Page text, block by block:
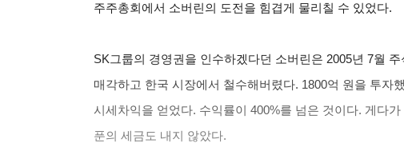
주주총회에서 소버린의 도전을 힘겹게 물리칠 수 있었다.
SK그룹의 경영권을 인수하겠다던 소버린은 2005년 7월
매각하고 한국 시장에서 철수해버렸다. 1800억 원을 투자
시세차익을 얻었다. 수익률이 400%를 넘은 것이다. 게다
푼의 세금도 내지 않았다.